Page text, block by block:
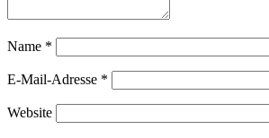
Name *
E-Mail-Adresse *
Website